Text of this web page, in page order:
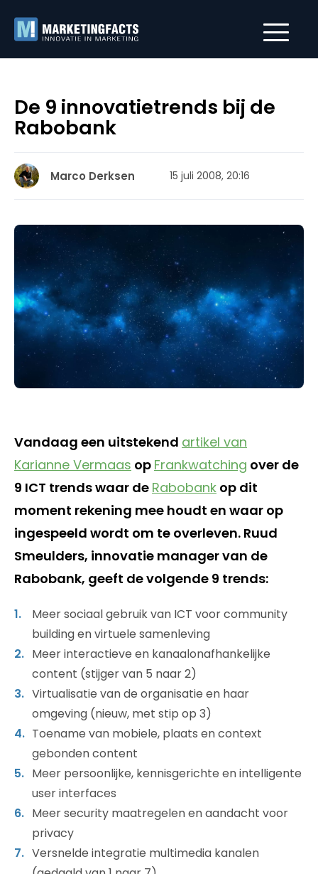
De 9 innovatietrends bij de
Rabobank
Marco Derksen 15 juli 2008, 20:16
Vandaag een uitstekend artikel van
Karianne Vermaas op Frankwatching over de
9 ICT trends waar de Rabobank op dit
moment rekening mee houdt en waar op
ingespeeld wordt om te overleven. Ruud
Smeulders, innovatie manager van de
Rabobank, geeft de volgende 9 trends:
Meer sociaal gebruik van ICT voor community
building en virtuele samenleving
Meer interactieve en kanaalonafhankelijke
content (stijger van 5 naar 2)
Virtualisatie van de organisatie en haar
omgeving (nieuw, met stip op 3)
Toename van mobiele, plaats en context
gebonden content
Meer persoonlijke, kennisgerichte en intelligente
user interfaces
Meer security maatregelen en aandacht voor
privacy
Versnelde integratie multimedia kanalen